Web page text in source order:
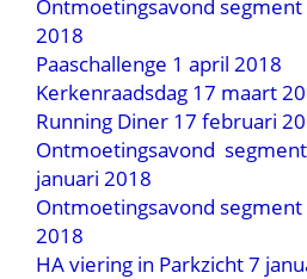
Ontmoetingsavond
2018
Paaschallenge 1 april 2018
Kerkenraadsdag 17 maart
Running Diner 17 februari
Ontmoetingsavond
januari 2018
Ontmoetingsavond
2018
HA viering in Parkzicht 7